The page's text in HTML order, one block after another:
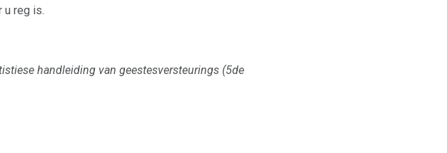
u reg is.
handleiding van geestesversteurings (5de